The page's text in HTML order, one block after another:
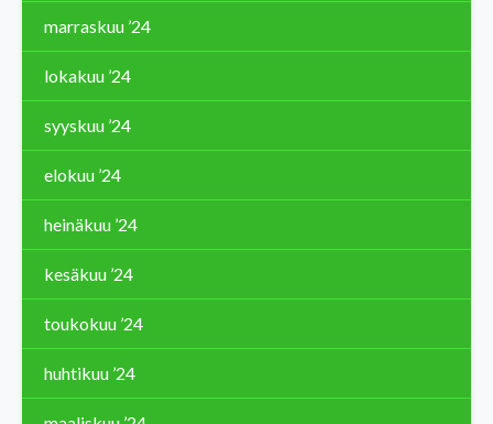
marraskuu ’24
lokakuu ’24
syyskuu ’24
elokuu ’24
heinäkuu ’24
kesäkuu ’24
toukokuu ’24
huhtikuu ’24